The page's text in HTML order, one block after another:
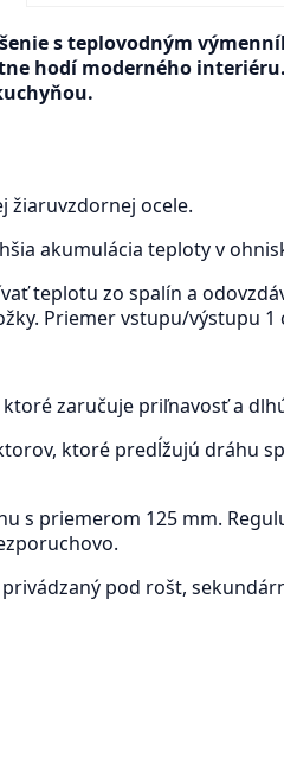
s teplovodným
hodí moderného
žiaruvzdornej ocele.
akumulácia teploty v
teplotu zo spalín a
Priemer vstupu/výstupu 1
zaručuje priľnavosť a
ktoré predĺžujú dráhu
s priemerom 125 mm.
pod rošt,